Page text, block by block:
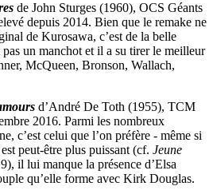
de John Sturges (1960), OCS Géants
depuis 2014. Bien que le remake ne
de Kurosawa, c’est de la belle
pas un manchot et il a su tirer le meilleur
McQueen, Bronson, Wallach,
d’André De Toth (1955), TCM
2016. Parmi les nombreux
c’est celui que l’on préfère - même si
est peut-être plus puissant (cf. Jeune
il lui manque la présence d’Elsa
qu’elle forme avec Kirk Douglas.